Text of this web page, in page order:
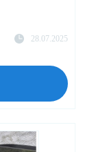
28.07.2025